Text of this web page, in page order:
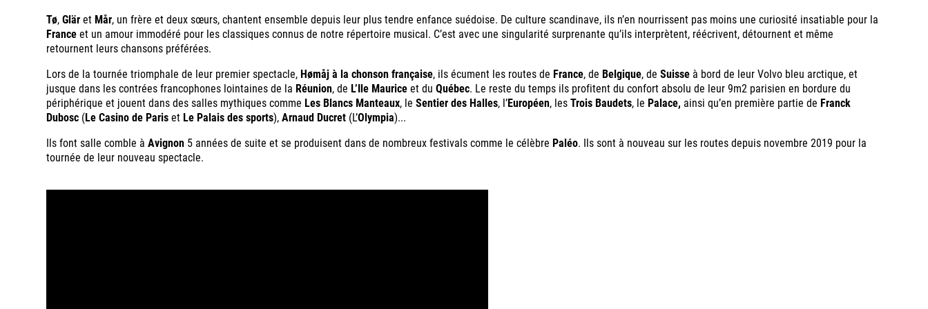
Tø,Gläret Mår, un frère et deux sœurs, chantent ensemble depuis leur plus tendre enfance suédoise. De culture scandinave, ils n’en nourrissent pas moins une curiosité insatiable pour la
Franceet un amour immodéré pour les classiques connus de notre répertoire musical. C’est avec une singularité surprenante qu’ils interprètent, réécrivent, détournent et même
retournent leurs chansons préférées.
Lors de la tournée triomphale de leur premier spectacle, Hømåj à la chonson française, ils écument les routes de France, de Belgique, de Suisse à bord de leur Volvo bleu arctique, et
jusque dans les contrées francophones lointaines de la Réunion, de L’Ile Mauriceet du Québec. Le reste du temps ils profitent du confort absolu de leur 9m2 parisien en bordure du
périphérique et jouent dans des salles mythiques comme Les Blancs Manteaux, le Sentier des Halles, l’Européen, lesTrois Baudets, le Palace, ainsi qu’en première partie de Franck
Dubosc (Le Casino de Pariset Le Palais des sports),Arnaud Ducret (L’Olympia)...
Ils font salle comble à Avignon 5 années de suite et se produisent dans de nombreux festivals comme le célèbre Paléo. Ils sont à nouveau sur les routes depuis novembre 2019 pour la
tournée de leur nouveau spectacle.